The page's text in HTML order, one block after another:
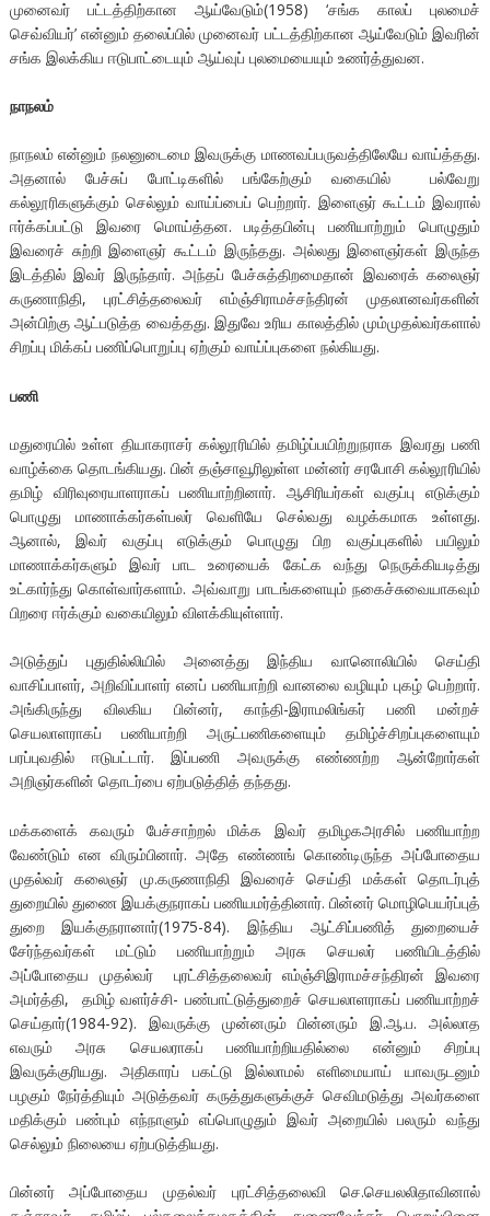
முனைவர் பட்டத்திற்கான ஆய்வேடும்(1958) ‘சங்க காலப் புலமைச்
செவ்வியர்’ என்னும் தலைப்பில் முனைவர் பட்டத்திற்கான ஆய்வேடும் இவரின்
சங்க இலக்கிய ஈடுபாட்டையும் ஆய்வுப் புலமையையும் உணர்த்துவன.
நாநலம்
நாநலம் என்னும் நலனுடைமை இவருக்கு மாணவப்பருவத்திலேயே வாய்த்தது.
அதனால் பேச்சுப் போட்டிகளில் பங்கேற்கும் வகையில் பல்வேறு
கல்லூரிகளுக்கும் செல்லும் வாய்ப்பைப் பெற்றார். இளைஞர் கூட்டம் இவரால்
ஈர்க்கப்பட்டு இவரை மொய்த்தன. படித்தபின்பு பணியாற்றும் பொழுதும்
இவரைச் சுற்றி இளைஞர் கூட்டம் இருந்தது. அல்லது இளைஞர்கள் இருந்த
இடத்தில் இவர் இருந்தார். அந்தப் பேச்சுத்திறமைதான் இவரைக் கலைஞர்
கருணாநிதி, புரட்சித்தலைவர் எம்ஞ்சிராமச்சந்திரன் முதலானவர்களின்
அன்பிற்கு ஆட்படுத்த வைத்தது. இதுவே உரிய காலத்தில் மும்முதல்வர்களால்
சிறப்பு மிக்கப் பணிப்பொறுப்பு ஏற்கும் வாய்ப்புகளை நல்கியது.
பணி
மதுரையில் உள்ள தியாகராசர் கல்லூரியில் தமிழ்ப்பயிற்றுநராக இவரது பணி
வாழ்க்கை தொடங்கியது. பின் தஞ்சாவூரிலுள்ள மன்னர் சரபோசி கல்லூரியில்
தமிழ் விரிவுரையாளராகப் பணியாற்றினார். ஆசிரியர்கள் வகுப்பு எடுக்கும்
பொழுது மாணாக்கர்கள்பலர் வெளியே செல்வது வழக்கமாக உள்ளது.
ஆனால், இவர் வகுப்பு எடுக்கும் பொழுது பிற வகுப்புகளில் பயிலும்
மாணாக்கர்களும் இவர் பாட உரையைக் கேட்க வந்து நெருக்கியடித்து
உட்கார்ந்து கொள்வார்களாம். அவ்வாறு பாடங்களையும் நகைச்சுவையாகவும்
பிறரை ஈர்க்கும் வகையிலும் விளக்கியுள்ளார்.
அடுத்துப் புதுதில்லியில் அனைத்து இந்திய வானொலியில் செய்தி
வாசிப்பாளர், அறிவிப்பாளர் எனப் பணியாற்றி வானலை வழியும் புகழ் பெற்றார்.
அங்கிருந்து விலகிய பின்னர், காந்தி-இராமலிங்கர் பணி மன்றச்
செயலாளராகப் பணியாற்றி அருட்பணிகளையும் தமிழ்ச்சிறப்புகளையும்
பரப்புவதில் ஈடுபட்டார். இப்பணி அவருக்கு எண்ணற்ற ஆன்றோர்கள்
அறிஞர்களின் தொடர்பை ஏற்படுத்தித் தந்தது.
மக்களைக் கவரும் பேச்சாற்றல் மிக்க இவர் தமிழகஅரசில் பணியாற்ற
வேண்டும் என விரும்பினார். அதே எண்ணங் கொண்டிருந்த அப்போதைய
முதல்வர் கலைஞர் மு.கருணாநிதி இவரைச் செய்தி மக்கள் தொடர்புத்
துறையில் துணை இயக்குநராகப் பணியமர்த்தினார். பின்னர் மொழிபெயர்ப்புத்
துறை இயக்குநரானார்(1975-84). இந்திய ஆட்சிப்பணித் துறையைச்
சேர்ந்தவர்கள் மட்டும் பணியாற்றும் அரசு செயலர் பணியிடத்தில்
அப்போதைய முதல்வர் புரட்சித்தலைவர் எம்ஞ்சிஇராமச்சந்திரன் இவரை
அமர்த்தி, தமிழ் வளர்ச்சி- பண்பாட்டுத்துறைச் செயலாளராகப் பணியாற்றச்
செய்தார்(1984-92). இவருக்கு முன்னரும் பின்னரும் இ.ஆ.ப. அல்லாத
எவரும் அரசு செயலராகப் பணியாற்றியதில்லை என்னும் சிறப்பு
இவருக்குரியது. அதிகாரப் பகட்டு இல்லாமல் எளிமையாய் யாவருடனும்
பழகும் நேர்த்தியும் அடுத்தவர் கருத்துகளுக்குச் செவிமடுத்து அவர்களை
மதிக்கும் பண்பும் எந்நாளும் எப்பொழுதும் இவர் அறையில் பலரும் வந்து
செல்லும் நிலையை ஏற்படுத்தியது.
பின்னர் அப்போதைய முதல்வர் புரட்சித்தலைவி செ.செயலலிதாவினால்